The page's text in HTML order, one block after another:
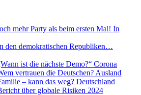
mehr Party als beim ersten Mal! In
den demokratischen Republiken…
ist die nächste Demo?“ Corona
vertrauen die Deutschen? Ausland
– kann das weg? Deutschland
über globale Risiken 2024